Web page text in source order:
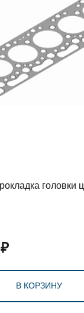
Прокладка
В КОРЗИНУ